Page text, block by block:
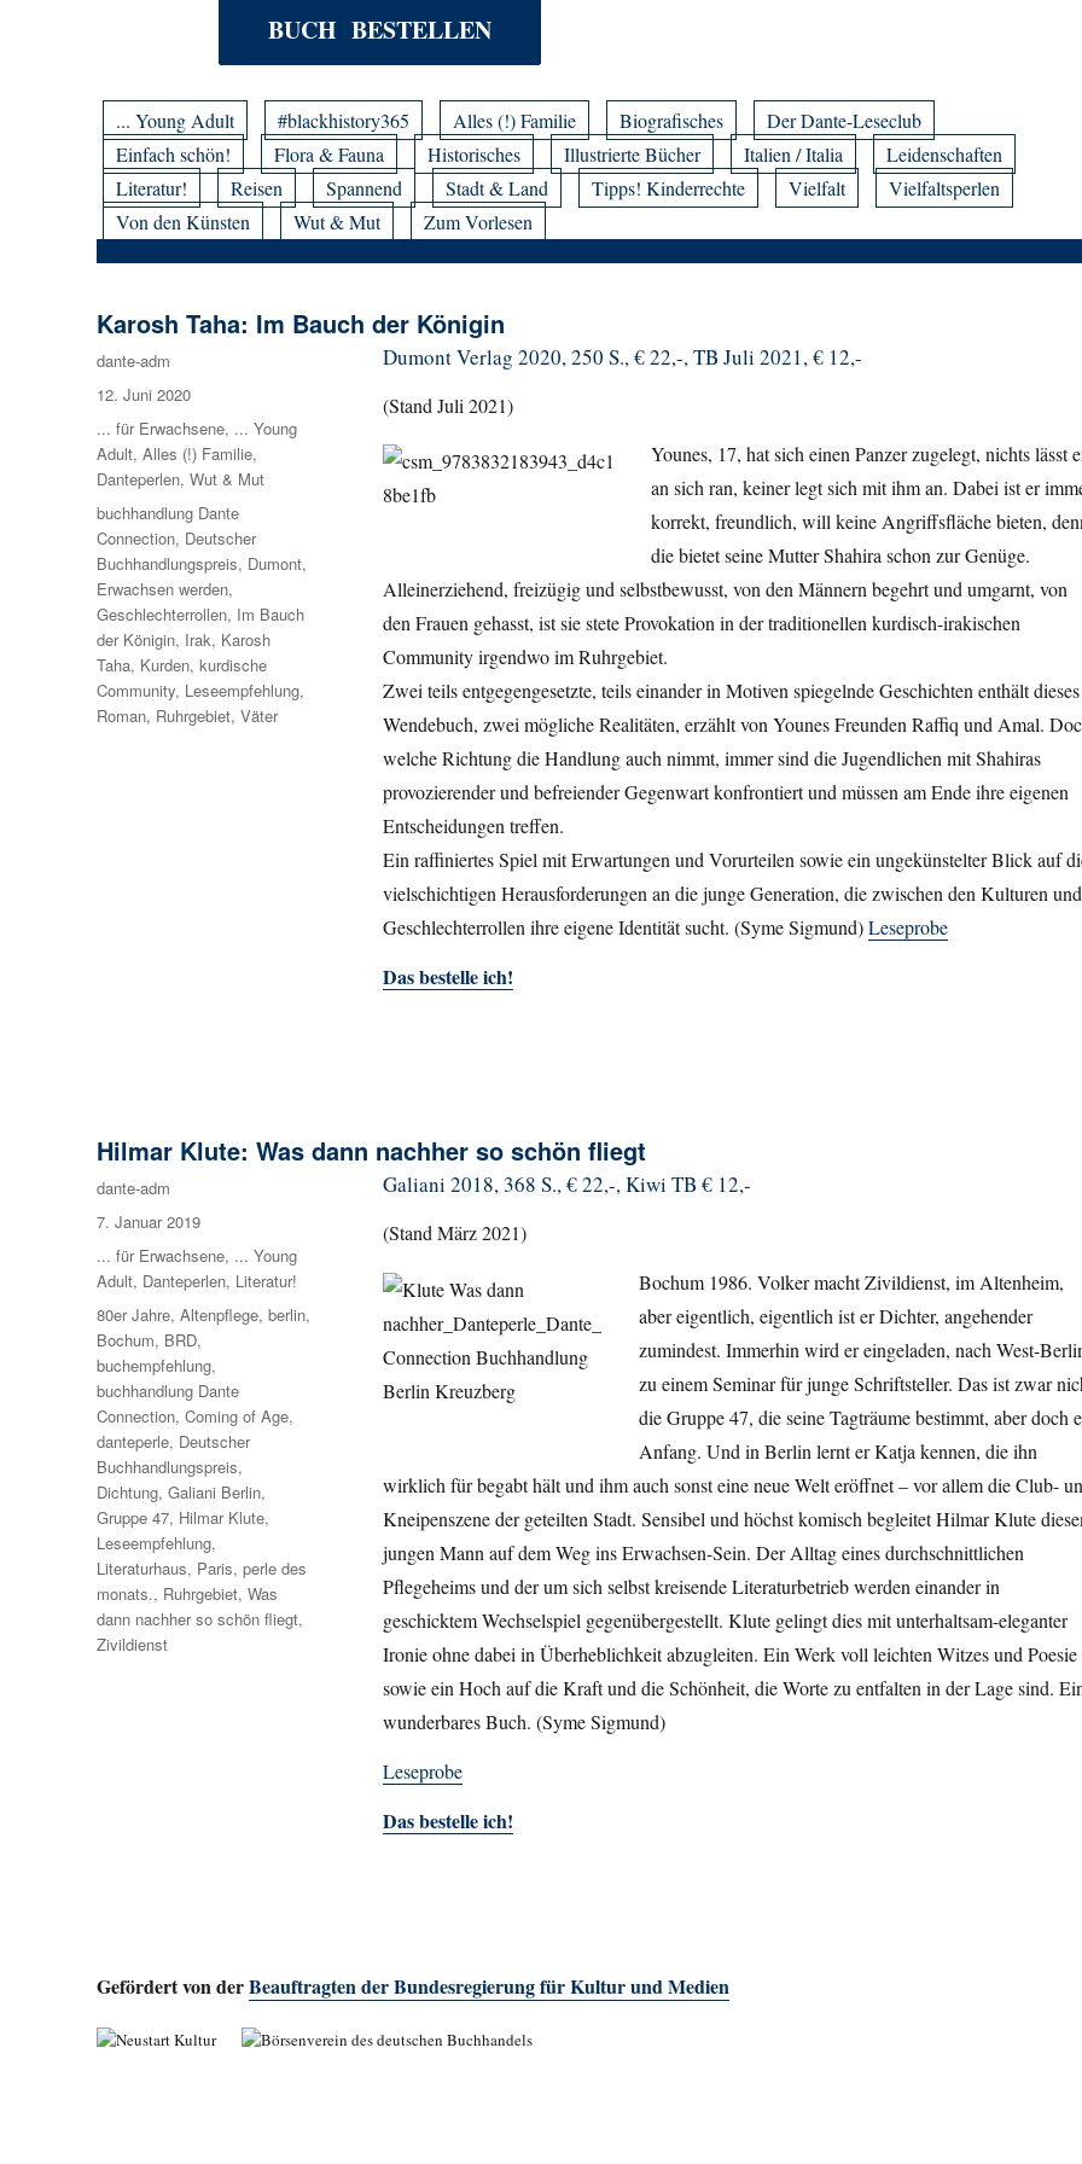
BUCH BESTELLEN
... Young Adult #blackhistory365 Alles (!) Familie Biografisches
Der Dante-Leseclub
Einfach schön!
Flora & Fauna Historisches Illustrierte Bücher Italien / Italia
Leidenschaften
Literatur!
Reisen Spannend Stadt & Land Tipps! Kinderrechte Vielfalt
Vielfaltsperlen
Von den Künsten
Wut & Mut Zum Vorlesen
Karosh Taha: Im Bauch der Königin
Dumont Verlag 2020, 250 S., € 22,-, TB Juli 2021, € 12,-
(Stand Juli 2021)
Younes, 17, hat sich einen Panzer zugelegt, nichts lässt
an sich ran, keiner legt sich mit ihm an. Dabei ist er
korrekt, freundlich, will keine Angriffsfläche bieten,
die bietet seine Mutter Shahira schon zur Genüge.
Alleinerziehend, freizügig und selbstbewusst, von den Männern begehrt und umgarnt, von
den Frauen gehasst, ist sie stete Provokation in der traditionellen kurdisch-irakischen
Community irgendwo im Ruhrgebiet.
Zwei teils entgegengesetzte, teils einander in Motiven spiegelnde Geschichten enthält dieses
Wendebuch, zwei mögliche Realitäten, erzählt von Younes Freunden Raffiq und Amal.
welche Richtung die Handlung auch nimmt, immer sind die Jugendlichen mit Shahiras
provozierender und befreiender Gegenwart konfrontiert und müssen am Ende ihre eigenen
Entscheidungen treffen.
Ein raffiniertes Spiel mit Erwartungen und Vorurteilen sowie ein ungekünstelter Blick auf
vielschichtigen Herausforderungen an die junge Generation, die zwischen den Kulturen und
Geschlechterrollen ihre eigene Identität sucht. (Syme Sigmund)Leseprobe
Das bestelle ich!
Autor
dante-adm
Veröffentlicht
am
12. Juni 2020
Kategorien
... für Erwachsene, ... Young
Adult,Alles (!) Familie,
Danteperlen,Wut & Mut
Schlagwörter
buchhandlung Dante
Connection, Deutscher
Buchhandlungspreis, Dumont,
Erwachsen werden,
Geschlechterrollen, Im Bauch
der Königin, Irak, Karosh
Taha, Kurden,kurdische
Community, Leseempfehlung,
Roman, Ruhrgebiet,Väter
Hilmar Klute: Was dann nachher so schön fliegt
Galiani 2018, 368 S., € 22,-, Kiwi TB € 12,-
(Stand März 2021)
Bochum 1986. Volker macht Zivildienst, im Altenheim,
aber eigentlich, eigentlich ist er Dichter, angehender
zumindest. Immerhin wird er eingeladen, nach West-
zu einem Seminar für junge Schriftsteller. Das ist zwar
die Gruppe 47, die seine Tagträume bestimmt, aber doch
Anfang. Und in Berlin lernt er Katja kennen, die ihn
wirklich für begabt hält und ihm auch sonst eine neue Welt eröffnet – vor allem die Club-
Kneipenszene der geteilten Stadt. Sensibel und höchst komisch begleitet Hilmar Klute
jungen Mann auf dem Weg ins Erwachsen-Sein. Der Alltag eines durchschnittlichen
Pflegeheims und der um sich selbst kreisende Literaturbetrieb werden einander in
geschicktem Wechselspiel gegenübergestellt. Klute gelingt dies mit unterhaltsam-eleganter
Ironie ohne dabei in Überheblichkeit abzugleiten. Ein Werk voll leichten Witzes und Poesie
sowie ein Hoch auf die Kraft und die Schönheit, die Worte zu entfalten in der Lage sind.
wunderbares Buch. (Syme Sigmund)
Leseprobe
Das bestelle ich!
Autor
dante-adm
Veröffentlicht
am
7. Januar 2019
Kategorien
... für Erwachsene, ... Young
Adult, Danteperlen, Literatur!
Schlagwörter
80er Jahre,Altenpflege,berlin,
Bochum, BRD,
buchempfehlung,
buchhandlung Dante
Connection,Coming of Age,
danteperle, Deutscher
Buchhandlungspreis,
Dichtung,Galiani Berlin,
Gruppe 47, Hilmar Klute,
Leseempfehlung,
Literaturhaus, Paris,perle des
monats., Ruhrgebiet,Was
dann nachher so schön fliegt,
Zivildienst
Gefördert von derBeauftragten der Bundesregierung für Kultur und Medien